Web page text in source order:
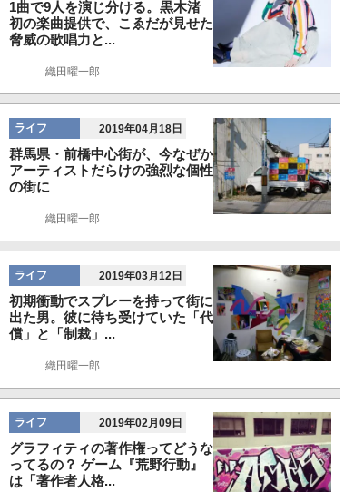
1曲で9人を演じ分ける。黒木渚
初の楽曲提供で、こゑだが見せた
脅威の歌唱力と...
織田曜一郎
ライフ 2019年04月18日
群馬県・前橋中心街が、今なぜか
アーティストだらけの強烈な個性
の街に
織田曜一郎
ライフ 2019年03月12日
初期衝動でスプレーを持って街に
出た男。彼に待ち受けていた「代
償」と「制裁」...
織田曜一郎
ライフ 2019年02月09日
グラフィティの著作権ってどうな
ってるの？ ゲーム『荒野行動』
は「著作者人格...